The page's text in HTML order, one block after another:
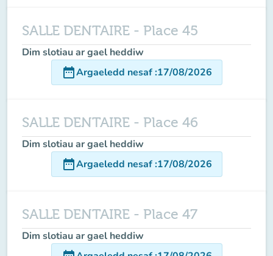
SALLE DENTAIRE - Place 45
Dim slotiau ar gael heddiw
date_rangeArgaeledd nesaf:17/08/2026
SALLE DENTAIRE - Place 46
Dim slotiau ar gael heddiw
date_rangeArgaeledd nesaf:17/08/2026
SALLE DENTAIRE - Place 47
Dim slotiau ar gael heddiw